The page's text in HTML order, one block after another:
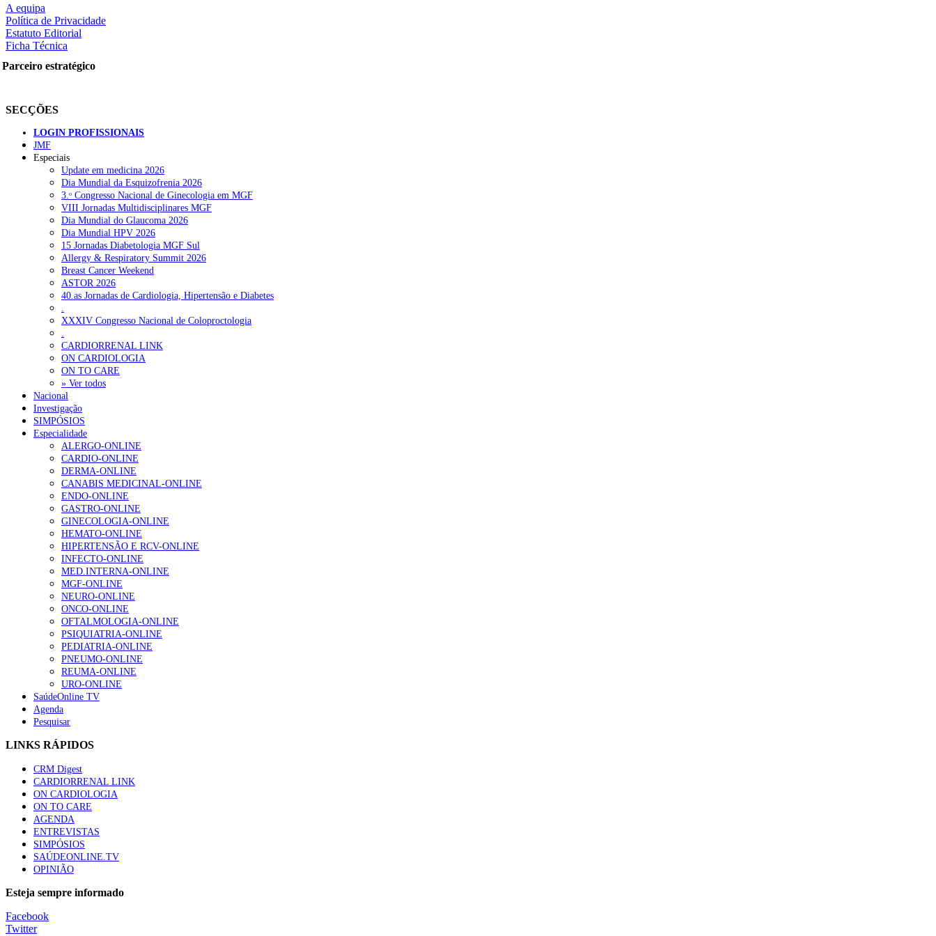
nas redes sociais:
RECENTES
Portugal está a formar os médicos de que precisa?
Estudantes de Medicina representados na 79.ª World Health Assembly
SCORA X-Change Portugal promove formação internacional em saúde sexual e reprodutiva
ANEM reúne com coordenador do Pacto Estratégico para a Saúde
Sindicato diz que nova carreira de médicos dentistas reforça estabilidade no SNS
MAIS LIDAS
Enfermagem Forense. “Da urgência ao tribunal, cada gesto conta e cada profissional faz a diferença”
202 visualizações
Alguns milhares de utentes podem ficar sem médico de família com nova regras do registo, alerta associação
175 visualizações
Quase quatro em cada dez doentes com enfarte apresentavam níveis elevados de Lp(a), revela estudo
86 visualizações
“Os programas de rastreio do cancro do pulmão são custo-efetivos e representam um investimento sustentável para os sistemas de saúde”
66 visualizações
Trodelvy aprovado para primeira linha no cancro da mama triplo negativo metastático em doentes não elegíveis para inibidores PD-(L)1
Especialistas defendem mais potássio na alimentação para ajudar a controlar a hipertensão
57 visualizações
MAIS NOTÍCIAS
6 Ago, 2026
A equipa
Política de Privacidade
Estatuto Editorial
Ficha Técnica
Parceiro estratégico
SECÇÕES
LOGIN PROFISSIONAIS
JMF
Especiais
Update em medicina 2026
Dia Mundial da Esquizofrenia 2026
3.ᵒ Congresso Nacional de Ginecologia em MGF
VIII Jornadas Multidisciplinares MGF
Dia Mundial do Glaucoma 2026
Dia Mundial HPV 2026
15 Jornadas Diabetologia MGF Sul
Allergy & Respiratory Summit 2026
Breast Cancer Weekend
ASTOR 2026
40.as Jornadas de Cardiologia, Hipertensão e Diabetes
.
XXXIV Congresso Nacional de Coloproctologia
.
CARDIORRENAL LINK
ON CARDIOLOGIA
ON TO CARE
» Ver todos
Nacional
Investigação
SIMPÓSIOS
Especialidade
ALERGO-ONLINE
CARDIO-ONLINE
DERMA-ONLINE
CANABIS MEDICINAL-ONLINE
ENDO-ONLINE
GASTRO-ONLINE
GINECOLOGIA-ONLINE
HEMATO-ONLINE
HIPERTENSÃO E RCV-ONLINE
INFECTO-ONLINE
MED.INTERNA-ONLINE
MGF-ONLINE
NEURO-ONLINE
ONCO-ONLINE
OFTALMOLOGIA-ONLINE
PSIQUIATRIA-ONLINE
PEDIATRIA-ONLINE
PNEUMO-ONLINE
REUMA-ONLINE
URO-ONLINE
SaúdeOnline TV
Agenda
Pesquisar
LINKS RÁPIDOS
CRM Digest
CARDIORRENAL LINK
ON CARDIOLOGIA
ON TO CARE
AGENDA
ENTREVISTAS
SIMPÓSIOS
SAÚDEONLINE.TV
OPINIÃO
Esteja sempre informado
Facebook
Twitter